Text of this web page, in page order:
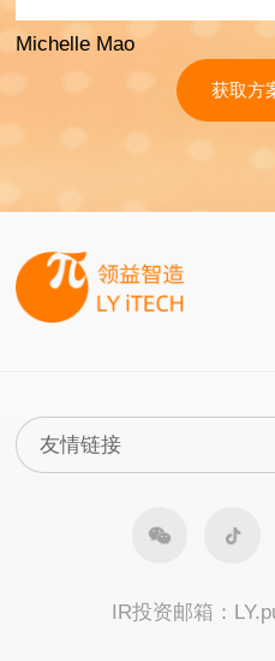
Michelle Mao
获取方
IR投资邮箱：